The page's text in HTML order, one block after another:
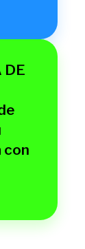
DE
con